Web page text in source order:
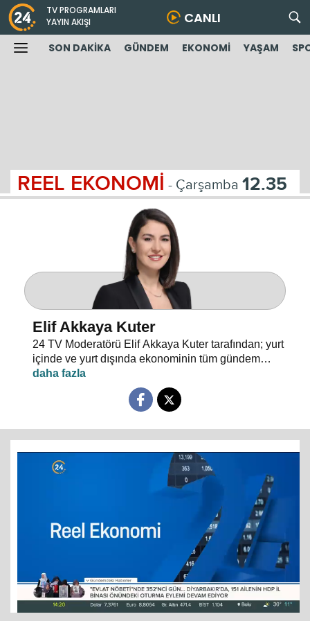
TV PROGRAMLARI
YAYIN AKIŞI
CANLI
SON DAKİKA GÜNDEM EKONOMİ YAŞAM
REEL EKONOMİ - Çarşamba 12.35
Elif Akkaya Kuter
24 TV Moderatörü Elif Akkaya Kuter tarafından; yurt
içinde ve yurt dışında ekonominin tüm gündem
maddeleri ve alanında uzman stüdyo konuklarıyla
sebep sonuç ilişkileri analiz ediliyor.